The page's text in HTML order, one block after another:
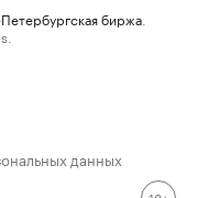
биржа
данных